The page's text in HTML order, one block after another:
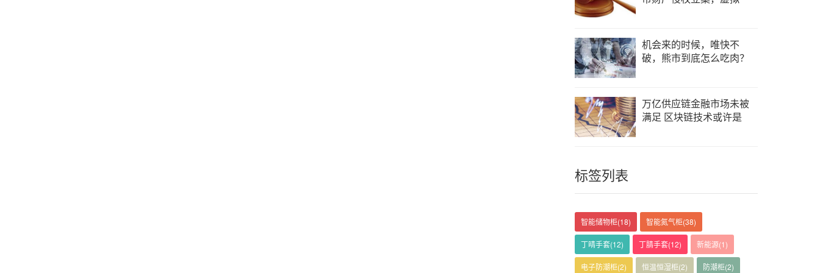
机会来的时候，唯快不
破，熊市到底怎么吃肉？
万亿供应链金融市场未被
满足 区块链技术或许是
标签列表
智能储物柜(18) 智能氮气柜(38)
丁晴手套(12) 丁腈手套(12) 新能源(1)
电子防潮柜(2) 恒温恒湿柜(2) 防潮柜(2)